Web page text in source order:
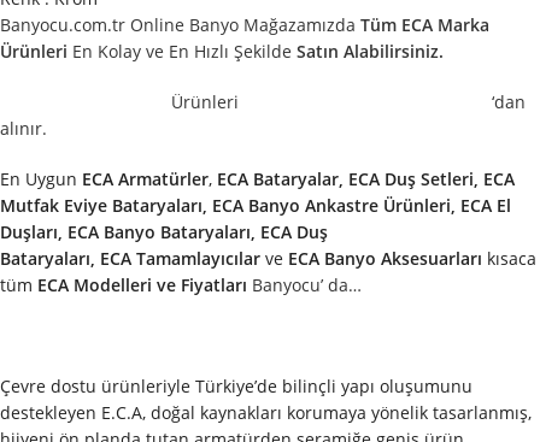
Banyocu.com.tr Online Banyo Mağazamızda Tüm ECA Marka
Ürünleri En Kolay ve En Hızlı Şekilde Satın Alabilirsiniz.
Ürünleri
‘dan
alınır.
En Uygun ECA Armatürler, ECA Bataryalar, ECA Duş Setleri, ECA
Mutfak Eviye Bataryaları, ECA Banyo Ankastre Ürünleri, ECA El
Duşları, ECA Banyo Bataryaları, ECA Duş
Bataryaları, ECA Tamamlayıcılar ve ECA Banyo Aksesuarları kısaca
tüm ECA Modelleri ve Fiyatları Banyocu’ da…
Çevre dostu ürünleriyle Türkiye’de bilinçli yapı oluşumunu
destekleyen E.C.A, doğal kaynakları korumaya yönelik tasarlanmış,